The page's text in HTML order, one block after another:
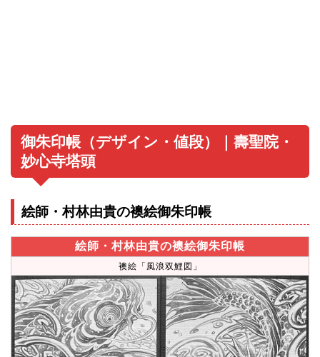
御朱印帳（デザイン・値段）｜壽聖院・
妙心寺塔頭
絵師・村林由貴の襖絵御朱印帳
絵師・村林由貴の襖絵御朱印帳
襖絵「風浪双鯉図」